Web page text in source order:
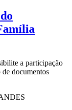
a participação
documentos